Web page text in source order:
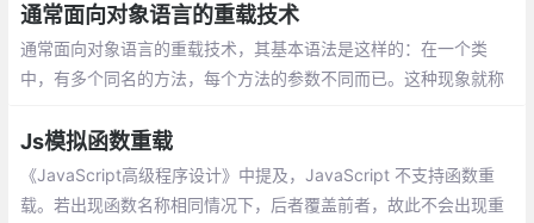
通常面向对象语言的重载技术
通常面向对象语言的重载技术，其基本语法是这样的：在一个类
中，有多个同名的方法，每个方法的参数不同而已。这种现象就称
Js模拟函数重载
《JavaScript高级程序设计》中提及，JavaScript 不支持函数重
载。若出现函数名称相同情况下，后者覆盖前者，故此不会出现重